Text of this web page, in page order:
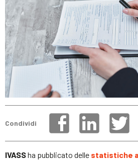
Condividi
IVASSha pubblicato delle statistiche